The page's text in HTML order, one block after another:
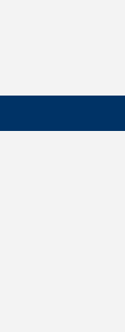
Tece sein Sortiment
und Sanierung. Die
Montage auf Estrich
ausgelegt. Mineralguss
sowie
geringe
warm an und
Duschflächen sind je
Längen von 80 bis
Trendfarben verfügbar
Up ermöglicht das
etwa für Nischen
Material auch
zur Aufnahme
basieren auf der
Hidrobox, der seit